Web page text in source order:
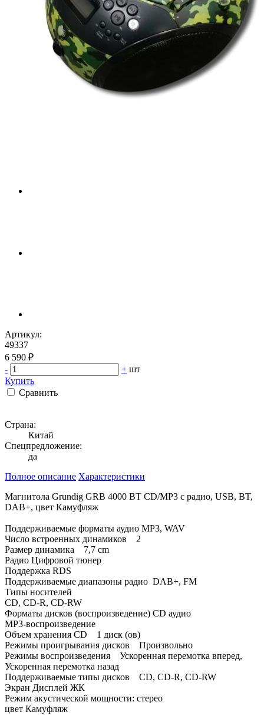
Артикул:
49337
6 590 ₽
-
+ шт
Купить
Сравнить
Страна:
Китай
Спецпредложение:
да
Полное описание Характеристики
Магнитола Grundig GRB 4000 BT CD/MP3 с радио, USB, BT,
DAB+, цвет Камуфляж
Поддерживаемые форматы аудио MP3, WAV
Число встроенных динамиков 2
Размер динамика 7,7 cm
Радио Цифровой тюнер
Поддержка RDS
Поддерживаемые диапазоны радио DAB+, FM
Типы носителей
CD, CD-R, CD-RW
Форматы дисков (воспроизведение) СD аудио
MP3-воспроизведение
Объем хранения CD 1 диск (ов)
Режимы проигрывания дисков Произвольно
Режимы воспроизведения Ускоренная перемотка вперед,
Ускоренная перемотка назад
Поддерживаемые типы дисков CD, CD-R, CD-RW
Экран Дисплей ЖК
Режим акустической мощности: cтерео
цвет Камуфляж